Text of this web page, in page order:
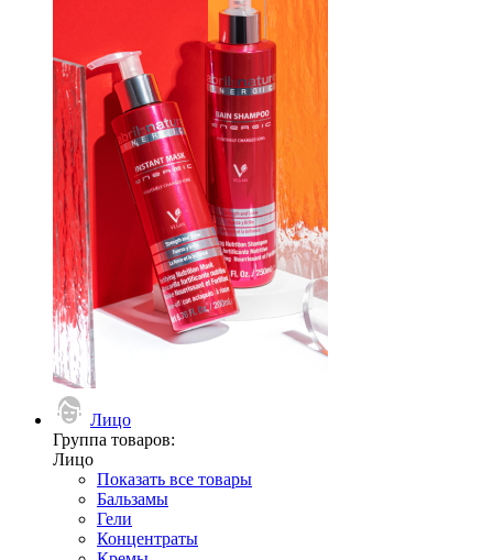
Лицо
Группа товаров:
Лицо
Показать все товары
Бальзамы
Гели
Концентраты